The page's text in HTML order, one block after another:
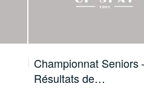
Championnat Seniors
Résultats de…